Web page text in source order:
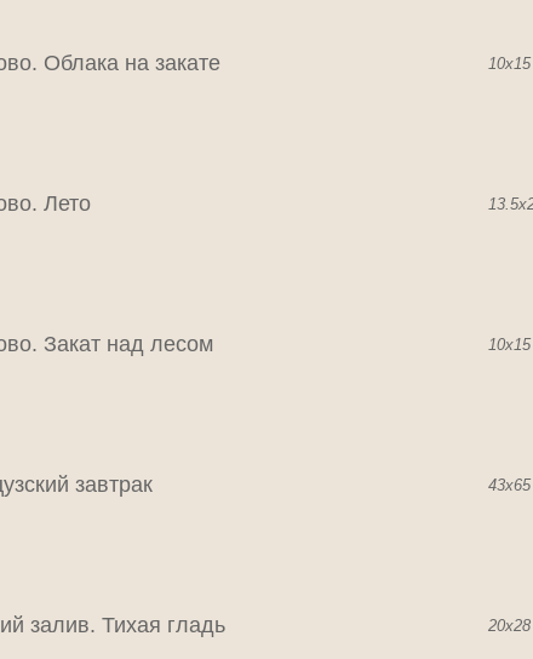
Облака на закате 10x15
Лето
Закат над лесом 10x15
завтрак 43x65
залив. Тихая гладь 20x28